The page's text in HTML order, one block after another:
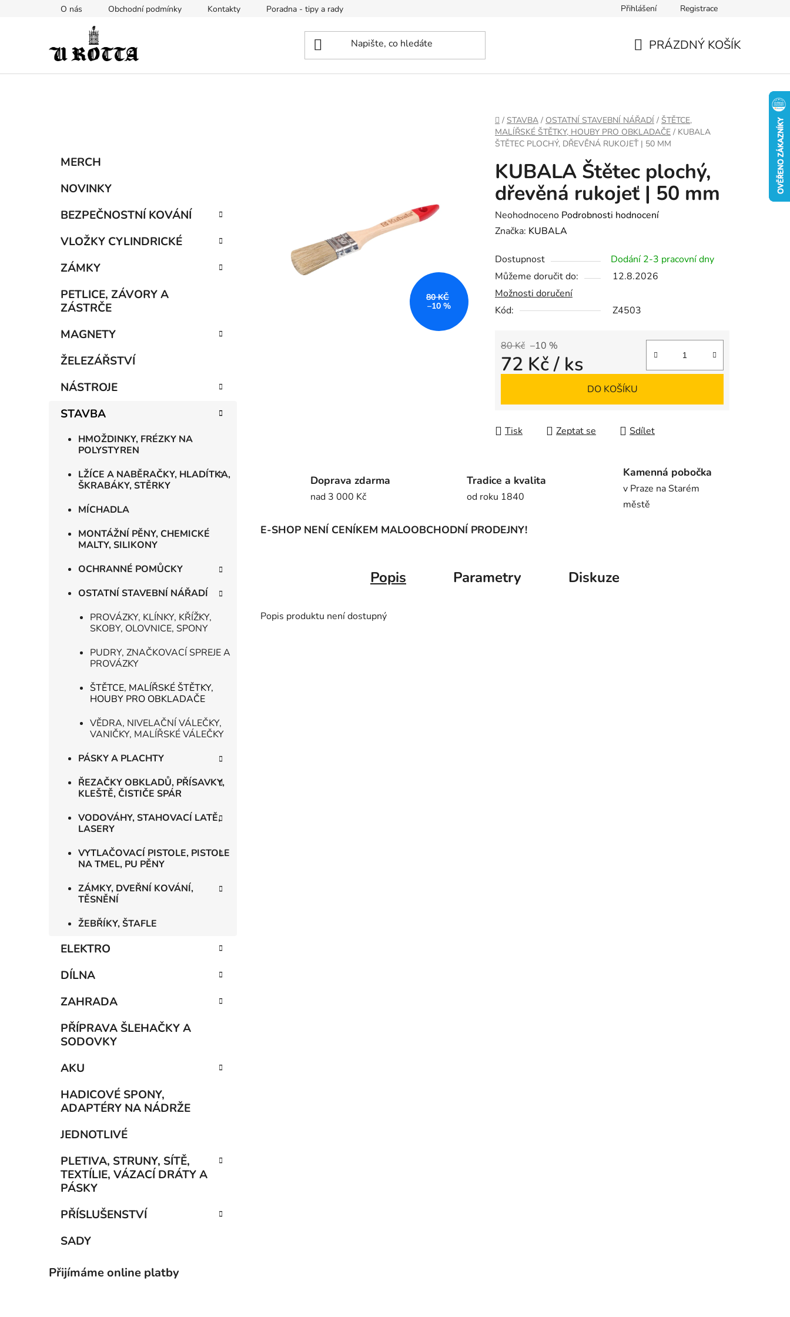
O nás Obchodní podmínky Kontakty Poradna - tipy a rady Přihlášení Registrace
PRÁZDNÝ KOŠÍK
DOMŮ
/ STAVBA / OSTATNÍ STAVEBNÍ NÁŘADÍ / ŠTĚTCE,
MALÍŘSKÉ ŠTĚTKY, HOUBY PRO OBKLADAČE / KUBALA
ŠTĚTEC PLOCHÝ, DŘEVĚNÁ RUKOJEŤ | 50 MM
Přeskočit
kategorie
MERCH
NOVINKY
BEZPEČNOSTNÍ KOVÁNÍ
VLOŽKY CYLINDRICKÉ
ZÁMKY
PETLICE, ZÁVORY A
ZÁSTRČE
MAGNETY
ŽELEZÁŘSTVÍ
NÁSTROJE
STAVBA
HMOŽDINKY, FRÉZKY NA
POLYSTYREN
LŽÍCE A NABĚRAČKY, HLADÍTKA,
ŠKRABÁKY, STĚRKY
MÍCHADLA
MONTÁŽNÍ PĚNY, CHEMICKÉ
MALTY, SILIKONY
OCHRANNÉ POMŮCKY
OSTATNÍ STAVEBNÍ NÁŘADÍ
PROVÁZKY, KLÍNKY, KŘÍŽKY,
SKOBY, OLOVNICE, SPONY
PUDRY, ZNAČKOVACÍ SPREJE A
PROVÁZKY
ŠTĚTCE, MALÍŘSKÉ ŠTĚTKY,
HOUBY PRO OBKLADAČE
VĚDRA, NIVELAČNÍ VÁLEČKY,
VANIČKY, MALÍŘSKÉ VÁLEČKY
PÁSKY A PLACHTY
ŘEZAČKY OBKLADŮ, PŘÍSAVKY,
KLEŠTĚ, ČISTIČE SPÁR
VODOVÁHY, STAHOVACÍ LATĚ,
LASERY
VYTLAČOVACÍ PISTOLE, PISTOLE
NA TMEL, PU PĚNY
ZÁMKY, DVEŘNÍ KOVÁNÍ,
TĚSNĚNÍ
ŽEBŘÍKY, ŠTAFLE
ELEKTRO
DÍLNA
ZAHRADA
PŘÍPRAVA ŠLEHAČKY A
SODOVKY
AKU
HADICOVÉ SPONY,
ADAPTÉRY NA NÁDRŽE
JEDNOTLIVÉ
PLETIVA, STRUNY, SÍTĚ,
TEXTÍLIE, VÁZACÍ DRÁTY A
PÁSKY
PŘÍSLUŠENSTVÍ
SADY
Přijímáme online platby
KUBALA Štětec plochý,
dřevěná rukojeť | 50 mm
Průměrné
hodnocení
je
0,0
z
5
Neohodnoceno Podrobnosti hodnocení
Značka: KUBALA
Dostupnost
Dodání 2-3 pracovní dny
Můžeme doručit do:
12.8.2026
Možnosti doručení
Kód:
Z4503
80 Kč –10 %
72 Kč/ ks
DO KOŠÍKU
Tisk Zeptat se Sdílet
80 KČ
–10 %
Doprava zdarma
nad 3 000 Kč
Tradice a kvalita
od roku 1840
Kamenná pobočka
v Praze na Starém
městě
E-SHOP NENÍ CENÍKEM MALOOBCHODNÍ PRODEJNY!
Popis Parametry Diskuze
Popis produktu není dostupný